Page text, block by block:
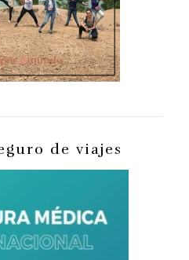
de viajes